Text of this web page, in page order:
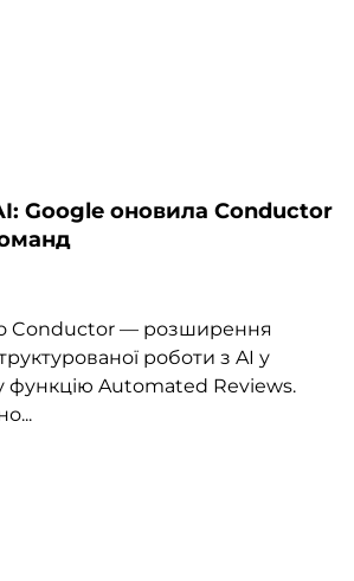
Google оновила Conductor
Conductor — розширення
роботи з AI у
функцію Automated Reviews.